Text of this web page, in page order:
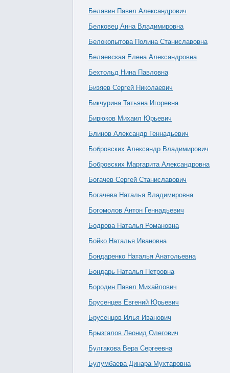
Белавин Павел Александрович
Белковец Анна Владимировна
Белокопытова Полина Станиславовна
Беляевская Елена Александровна
Бехтольд Нина Павловна
Бизяев Сергей Николаевич
Бикчурина Татьяна Игоревна
Бирюков Михаил Юрьевич
Блинов Александр Геннадьевич
Бобровских Александр Владимирович
Бобровских Маргарита Александровна
Богачев Сергей Станиславович
Богачева Наталья Владимировна
Богомолов Антон Геннадьевич
Бодрова Наталья Романовна
Бойко Наталья Ивановна
Бондаренко Наталья Анатольевна
Бондарь Наталья Петровна
Бородин Павел Михайлович
Брусенцев Евгений Юрьевич
Брусенцов Илья Иванович
Брызгалов Леонид Олегович
Булгакова Вера Сергеевна
Булумбаева Динара Мухтаровна